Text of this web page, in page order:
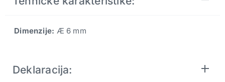
Dimenzije: Æ 6 mm
Deklaracija: